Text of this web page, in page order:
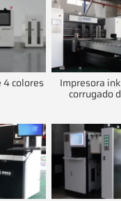
4 colores Impresora
corrugado